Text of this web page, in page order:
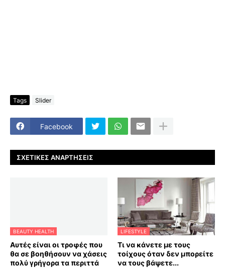
Tags Slider
Facebook
ΣΧΕΤΙΚΈΣ ΑΝΑΡΤΉΣΕΙΣ
BEAUTY HEALTH
Αυτές είναι οι τροφές που
θα σε βοηθήσουν να χάσεις
πολύ γρήγορα τα περιττά
LIFESTYLE
Τι να κάνετε με τους
τοίχους όταν δεν μπορείτε
να τους βάψετε...